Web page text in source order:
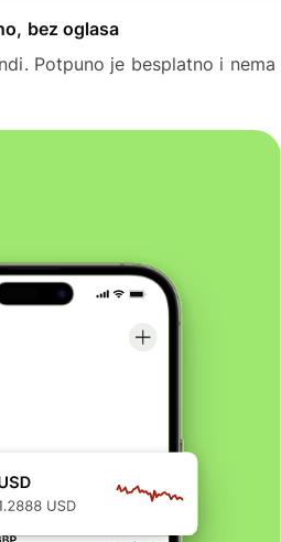
bez oglasa
Potpuno je besplatno i nema